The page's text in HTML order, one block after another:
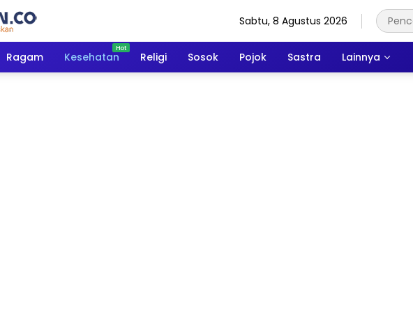
Sabtu, 8 Agustus 2026
Ragam Kesehatan Religi Sosok Pojok Sastra Lainnya